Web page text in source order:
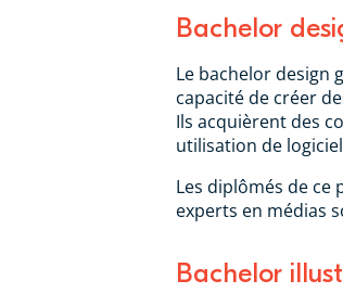
Bachelor
Le bachelor design
capacité de créer
Ils acquièrent des
utilisation de
Les diplômés de
experts en médias
Bachelor